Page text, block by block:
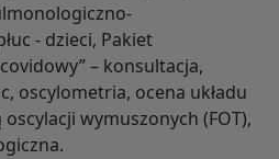
- dzieci, Pakiet
– konsultacja,
oscylometria, ocena układu
wymuszonych (FOT),